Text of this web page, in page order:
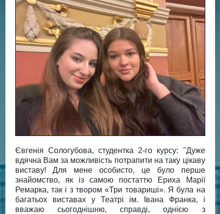
Євгенія Сологубова, студентка 2-го курсу: "Дуже
вдячна Вам за можливість потрапити на таку цікаву
виставу! Для мене особисто, це було перше
знайомство, як із самою постаттю Ериха Марії
Ремарка, так і з твором «Три товариші». Я була на
багатьох виставах у Театрі ім. Івана Франка, і
вважаю сьогоднішню, справді, однією з